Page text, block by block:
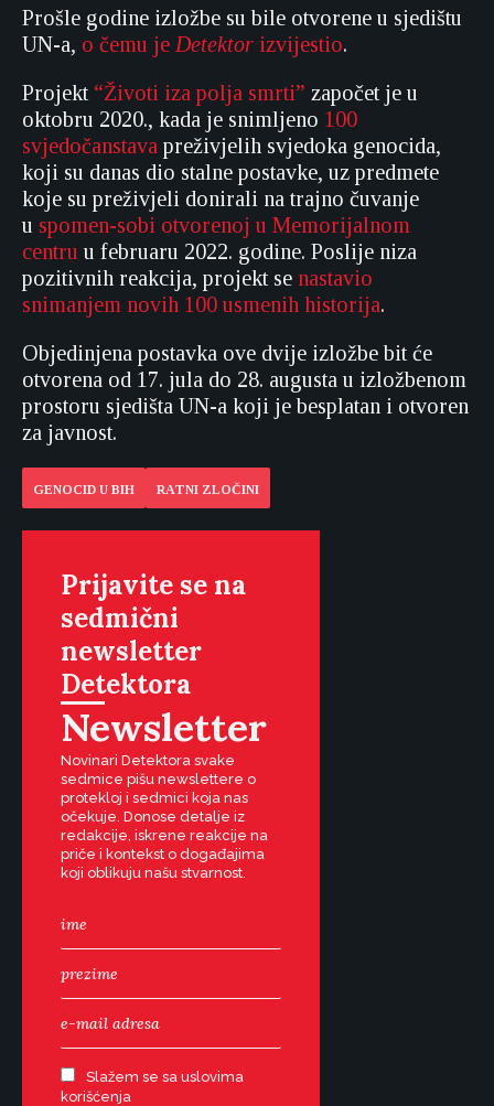
Prošle godine izložbe su bile otvorene u sjedištu
UN-a, o čemu je Detektor izvijestio.
Projekt “Životi iza polja smrti” započet je u
oktobru 2020., kada je snimljeno 100
svjedočanstava preživjelih svjedoka genocida,
koji su danas dio stalne postavke, uz predmete
koje su preživjeli donirali na trajno čuvanje
u spomen-sobi otvorenoj u Memorijalnom
centru u februaru 2022. godine. Poslije niza
pozitivnih reakcija, projekt se nastavio
snimanjem novih 100 usmenih historija.
Objedinjena postavka ove dvije izložbe bit će
otvorena od 17. jula do 28. augusta u izložbenom
prostoru sjedišta UN-a koji je besplatan i otvoren
za javnost.
GENOCID U BIH RATNI ZLOČINI
Prijavite se na
sedmični
newsletter
Detektora
Newsletter
Novinari Detektora svake
sedmice pišu newslettere o
protekloj i sedmici koja nas
očekuje. Donose detalje iz
redakcije, iskrene reakcije na
priče i kontekst o događajima
koji oblikuju našu stvarnost.
Slažem se sa uslovima
korišćenja